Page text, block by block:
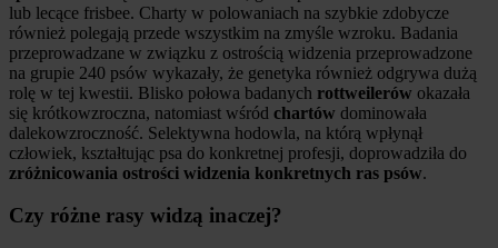
lub lecące frisbee. Charty w polowaniach na szybkie zdobycze
również polegają przede wszystkim na zmyśle wzroku. Badania
przeprowadzane w związku z ostrością widzenia przeprowadzone
na grupie 240 psów wykazały, że genetyka również odgrywa dużą
rolę w tej kwestii. Blisko połowa badanych rottweilerów okazała
się krótkowzroczna, natomiast wśród chartów dominowała
dalekowzroczność. Selektywna hodowla, na którą wpłynął
człowiek, kształtując psa do konkretnej profesji, doprowadziła do
zróżnicowania ostrości widzenia konkretnych ras psów.
Czy różne rasy widzą inaczej?